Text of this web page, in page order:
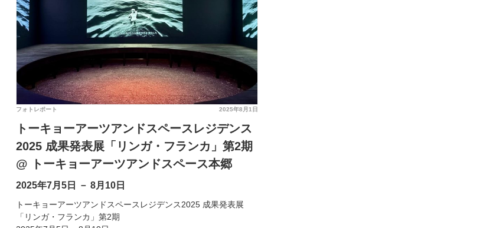
2025年8月1日
フォトレポート
トーキョーアーツアンドスペースレジデンス
2025 成果発表展「リンガ・フランカ」第2期
@ トーキョーアーツアンドスペース本郷
2025年7月5日 － 8月10日
トーキョーアーツアンドスペースレジデンス2025 成果発表展
「リンガ・フランカ」第2期